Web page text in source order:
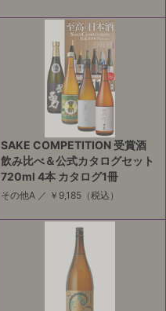
SAKE COMPETITION 受賞酒
飲み比べ＆公式カタログセット
720ml 4本 カタログ1冊
その他A ／ ￥9,185（税込）